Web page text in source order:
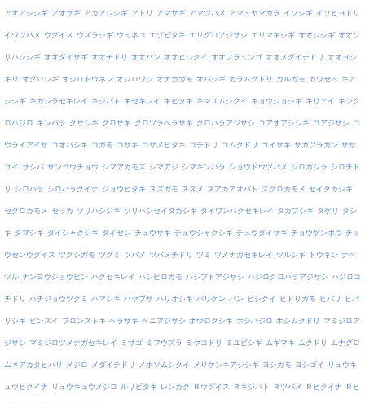
アオアシシギ アオサギ アカアシシギ アトリ アマサギ アマツバメ アマミヤマガラ イソシギ イソヒヨドリ
イワツバメ ウグイス ウズラシギ ウミネコ エゾビタキ エリグロアジサシ エリマキシギ オオジシギ オオソ
リハシシギ オオダイサギ オオチドリ オオバン オオヒシクイ オオフラミンゴ オオメダイチドリ オオヨシ
キリ オグロシギ オジロトウネン オジロワシ オナガガモ オバシギ カラムクドリ カルガモ カワセミ キア
シシギ キガシラセキレイ キジバト キセキレイ キビタキ キマユムシクイ キョウジョシギ キリアイ キンク
ロハジロ キンパラ クサシギ クロサギ クロツラヘラサギ クロハラアジサシ コアオアシシギ コアジサシ コ
ウライアイサ コオバシギ コガモ コサギ コサメビタキ コチドリ コムクドリ ゴイサギ サカツラガン ササ
ゴイ サシバ サンコウチョウ シマアカモズ シマアジ シマキンパラ ショウドウツバメ シロガシラ シロチド
リ シロハラ シロハラクイナ ジョウビタキ スズガモ スズメ ズアカアオバト ズグロカモメ セイタカシギ
セグロカモメ セッカ ソリハシシギ ソリハシセイタカシギ タイワンハクセキレイ タカブシギ タゲリ タシ
ギ タマシギ ダイシャクシギ ダイゼン チュウサギ チュウシャクシギ チュウダイサギ チョウゲンボウ チョ
ウセンウグイス ツクシガモ ツグミ ツバメ ツバメチドリ ツミ ツメナガセキレイ ツルシギ トウネン ナベ
ヅル ナンヨウショウビン ハクセキレイ ハシビロガモ ハシブトアジサシ ハジロクロハラアジサシ ハジロコ
チドリ ハチジョウツグミ ハマシギ ハヤブサ ハリオシギ バリケン バン ヒシクイ ヒドリガモ ヒバリ ヒバ
リシギ ビンズイ ブロンズトキ ヘラサギ ベニアジサシ ホウロクシギ ホシハジロ ホシムクドリ マミジロア
ジサシ マミジロツメナガセキレイ ミサゴ ミフウズラ ミヤコドリ ミユビシギ ムギマキ ムクドリ ムナグロ
ムネアカタヒバリ メジロ メダイチドリ メボソムシクイ メリケンキアシシギ ヨシガモ ヨシゴイ リュウキ
ュウヒクイナ リュウキュウメジロ ルリビタキ レンカク Ｒウグイス Ｒキジバト Ｒツバメ Ｒヒクイナ Ｒヒ